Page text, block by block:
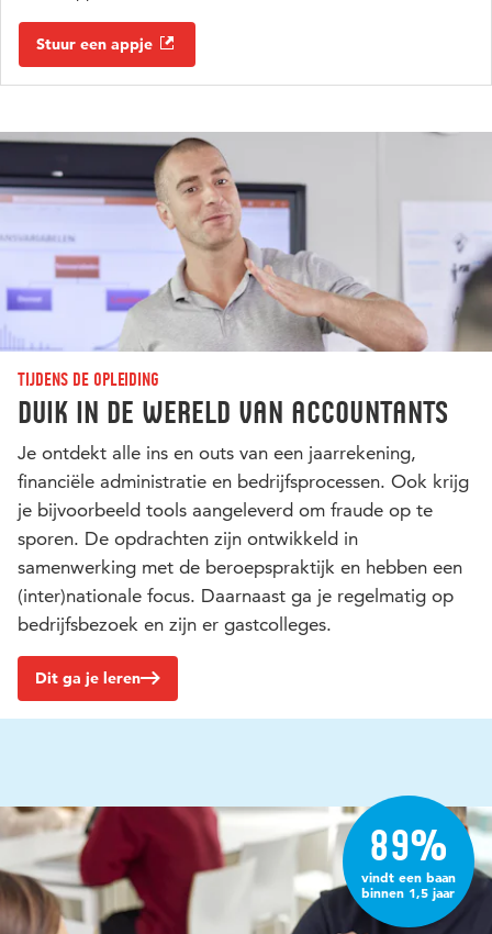
Stuur een appje
Tijdens de opleiding
Duik in de wereld van accountants
Je ontdekt alle ins en outs van een jaarrekening,
financiële administratie en bedrijfsprocessen. Ook krijg
je bijvoorbeeld tools aangeleverd om fraude op te
sporen. De opdrachten zijn ontwikkeld in
samenwerking met de beroepspraktijk en hebben een
(inter)nationale focus. Daarnaast ga je regelmatig op
bedrijfsbezoek en zijn er gastcolleges.
Dit ga je leren
89%
vindt een baan
binnen 1,5 jaar